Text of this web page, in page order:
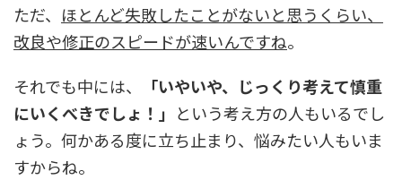
ただ、 ほとんど失敗したことがないと思うくらい、
改良や修正のスピードが速いんですね。
それでも中には、
「いやいや、じっくり考えて慎重
にいくべきでしょ！」 という考え方の人もいるでし
ょう。何かある度に立ち止まり、悩みたい人もいま
すからね。